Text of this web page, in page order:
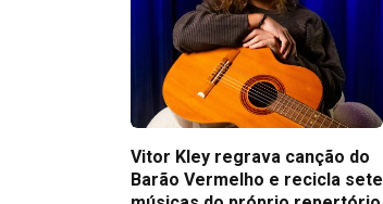
Vitor Kley regrava canção do
Barão Vermelho e recicla sete